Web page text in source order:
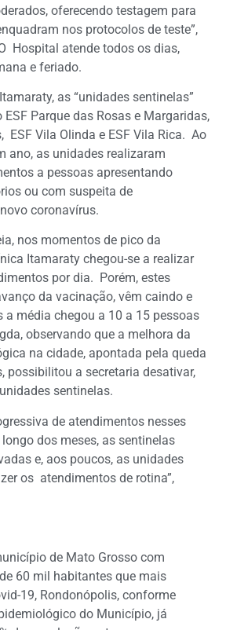
oferecendo testagem para
nos protocolos de teste”,
Hospital atende todos os dias,
e feriado.
as “unidades sentinelas”
Parque das Rosas e Margaridas,
ESF Vila Olinda e ESF Vila Rica. Ao
ano, as unidades realizaram
a pessoas apresentando
ou com suspeita de
coronavírus.
nos momentos de pico da
Itamaraty chegou-se a realizar
por dia. Porém, estes
da vacinação, vêm caindo e
a média chegou a 10 a 15 pessoas
observando que a melhora da
na cidade, apontada pela queda
possibilitou a secretaria desativar,
sentinelas.
de atendimentos nesses
dos meses, as sentinelas
e, aos poucos, as unidades
os atendimentos de rotina”,
de Mato Grosso com
60 mil habitantes que mais
19, Rondonópolis, conforme
do Município, já